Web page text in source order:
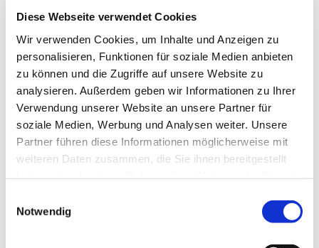
Diese Webseite verwendet Cookies
Wir verwenden Cookies, um Inhalte und Anzeigen zu
personalisieren, Funktionen für soziale Medien anbieten
zu können und die Zugriffe auf unsere Website zu
analysieren. Außerdem geben wir Informationen zu Ihrer
Verwendung unserer Website an unsere Partner für
soziale Medien, Werbung und Analysen weiter. Unsere
Partner führen diese Informationen möglicherweise mit
weiteren Daten zusammen, die Sie ihnen bereitgestellt
Notwendig
EinkaufscontrollingSynova22023-03-